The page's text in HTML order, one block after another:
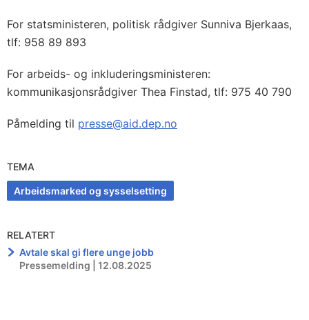
For statsministeren, politisk rådgiver Sunniva Bjerkaas,
tlf: 958 89 893
For arbeids- og inkluderingsministeren:
kommunikasjonsrådgiver Thea Finstad, tlf: 975 40 790
Påmelding til presse@aid.dep.no
TEMA
Arbeidsmarked og sysselsetting
RELATERT
Avtale skal gi flere unge jobb
Pressemelding | 12.08.2025